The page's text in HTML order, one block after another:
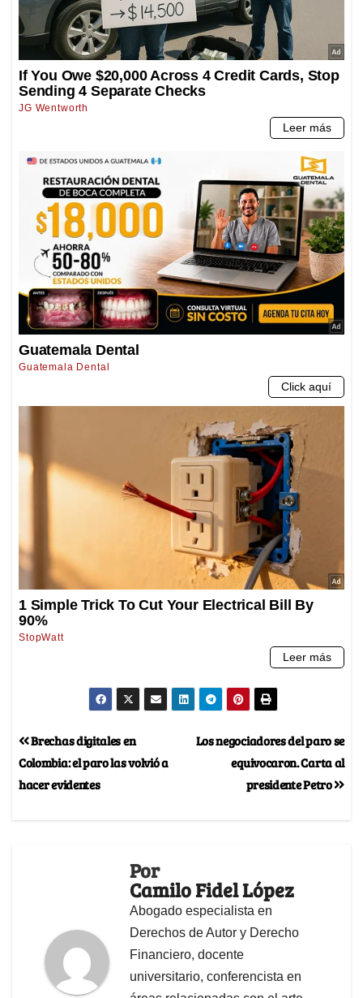
Los negociadores del paro se
equivocaron. Carta al
presidente Petro
Brechas digitales en
Colombia: el paro las volvió a
hacer evidentes
Por
Camilo Fidel López
Abogado especialista en
Derechos de Autor y Derecho
Financiero, docente
universitario, conferencista en